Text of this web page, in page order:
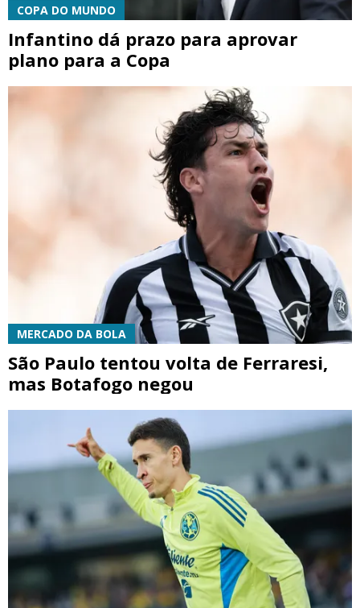
COPA DO MUNDO
Infantino dá prazo para aprovar
plano para a Copa
MERCADO DA BOLA
São Paulo tentou volta de Ferraresi,
mas Botafogo negou